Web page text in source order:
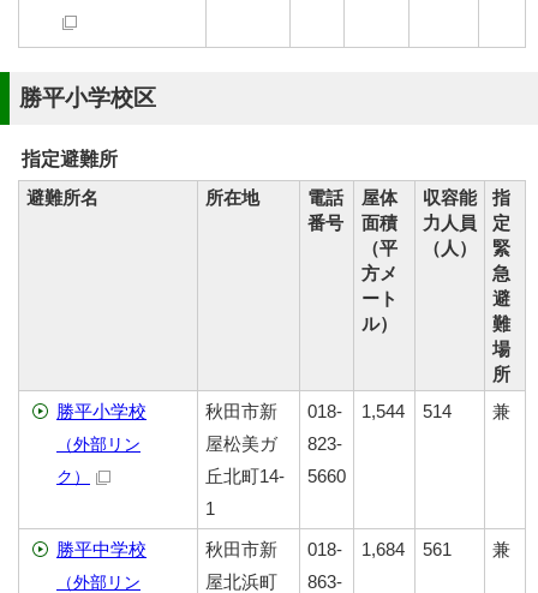
勝平小学校区
指定避難所
避難所名
所在地
電話
番号
屋体
面積
（平
方メ
ート
ル）
収容能
力人員
（人）
指
定
緊
急
避
難
場
所
勝平小学校
（外部リン
ク）
秋田市新
屋松美ガ
丘北町14-
1
018-
823-
5660
1,544 514 兼
勝平中学校
（外部リン
秋田市新
屋北浜町
018-
863-
1,684 561 兼